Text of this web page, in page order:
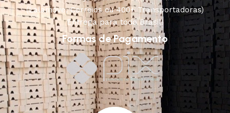
(Lalamove, Correios ou 400+ Transportadoras)
Entrega para todo Brasil!
Formas de Pagamento